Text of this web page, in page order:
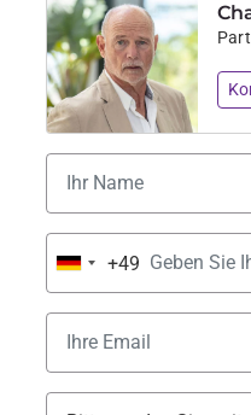
Germany
+49